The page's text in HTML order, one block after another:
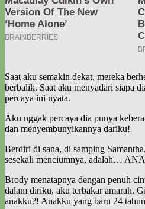
Saat aku semakin dekat, mereka
berbalik. Saat aku menyadari siapa
percaya ini nyata.
Aku nggak percaya dia punya
dan menyembunyikannya dariku!
Berdiri di sana, di samping
sesekali menciumnya, adalah…
Brody menatapnya dengan penuh
dalam diriku, aku terbakar amarah.
anakku?! Anakku yang baru 24